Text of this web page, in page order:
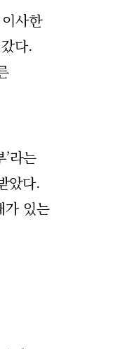
사한
다.
라는
았다.
가 있는